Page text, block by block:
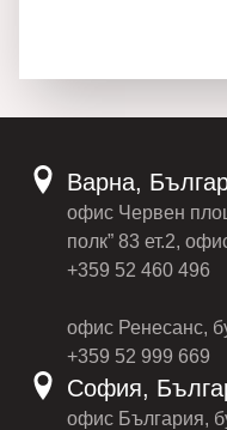
Варна,
офис Червен
полк” 83 ет.2,
+359 52 460 496
офис Ренесанс,
+359 52 999 669
София,
офис България,